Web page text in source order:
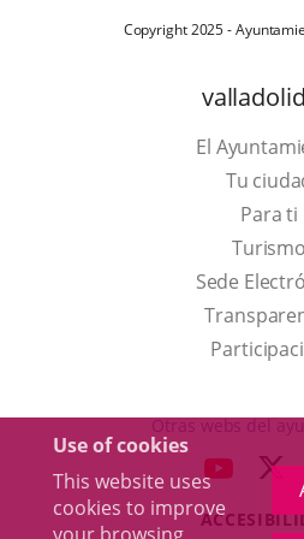
Use of cookies
This website uses
cookies to improve
Copyright 2025 -
El
Tu
Para ti
Turismo
Sede
Otras webs del
LINK